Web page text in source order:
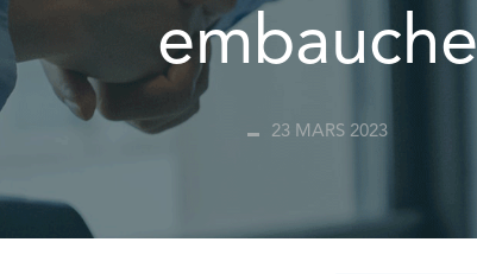
embauche
23 MARS 2023